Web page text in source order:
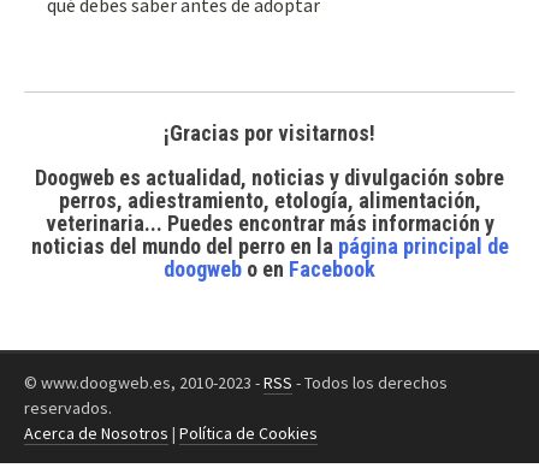
qué debes saber antes de adoptar
¡Gracias por visitarnos!
Doogweb es actualidad, noticias y divulgación sobre
perros, adiestramiento, etología, alimentación,
veterinaria... Puedes encontrar más información y
noticias del mundo del perroen la página principal de
doogweb o en Facebook
© www.doogweb.es, 2010-2023 -RSS - Todos los derechos
reservados.
Acerca de Nosotros | Política de Cookies